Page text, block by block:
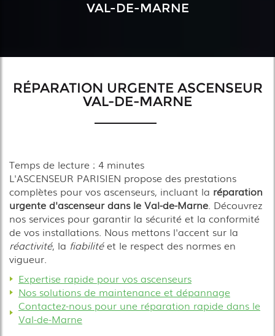
VAL-DE-MARNE
RÉPARATION URGENTE ASCENSEUR
VAL-DE-MARNE
Temps de lecture : 4 minutes
L'ASCENSEUR PARISIEN propose des prestations
complètes pour vos ascenseurs, incluant la réparation
urgente d'ascenseur dans le Val-de-Marne. Découvrez
nos services pour garantir la sécurité et la conformité
de vos installations. Nous mettons l'accent sur la
réactivité, la fiabilitéet le respect des normes en
vigueur.
Expertise rapide pour vos ascenseurs
Nos solutions de maintenance et dépannage
Contactez-nous pour une réparation rapide dans le
Val-de-Marne